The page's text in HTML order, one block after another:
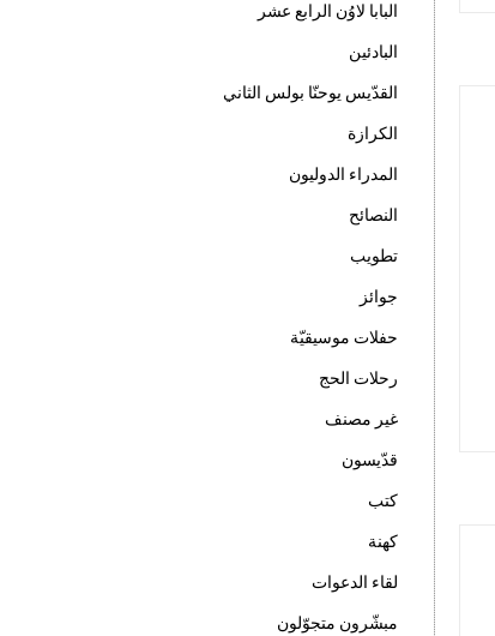
البابا لاوُن الرابع عشر
البادئين
القدّيس يوحنّا بولس الثاني
الكرازة
المدراء الدوليون
النصائح
تطويب
جوائز
حفلات موسيقيّة
رحلات الحج
غير مصنف
قدّيسون
كتب
كهنة
لقاء الدعوات
مبشّرون متجوّلون